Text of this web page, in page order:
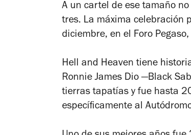
A un cartel de ese tamaño
tres. La máxima celebración
diciembre, en el Foro Pegaso,
Hell and Heaven tiene
Ronnie James Dio —Black
tierras tapatías y fue hasta
específicamente al